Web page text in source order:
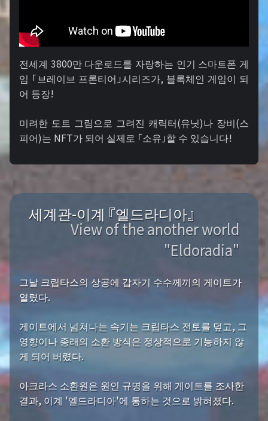
전세계 3800만 다운로드를 자랑하는 인기 스마트폰 게
임 「브레이브 프론티어」시리즈가, 블록체인 게임이 되
어 등장!
미려한 도트 그림으로 그려진 캐릭터(유닛)나 장비(스
피어)는 NFT가 되어 실제로 「소유」할 수 있습니다!
세계관-이계 『엘드라디아』
View of the another world
"Eldoradia"
그날 크립타스의 상공에 갑자기 수수께끼의 게이트가
열렸다.
게이트에서 넘쳐나는 속기는 크립타스 전토를 덮고, 그
영향이나 종래의 소환 방식은 정상적으로 기능하지 않
게 되어 버렸다.
아크라스 소환원은 원인 규명을 위해 게이트를 조사한
결과, 이계 '엘드라디아'에 통하는 것으로 밝혀졌다.